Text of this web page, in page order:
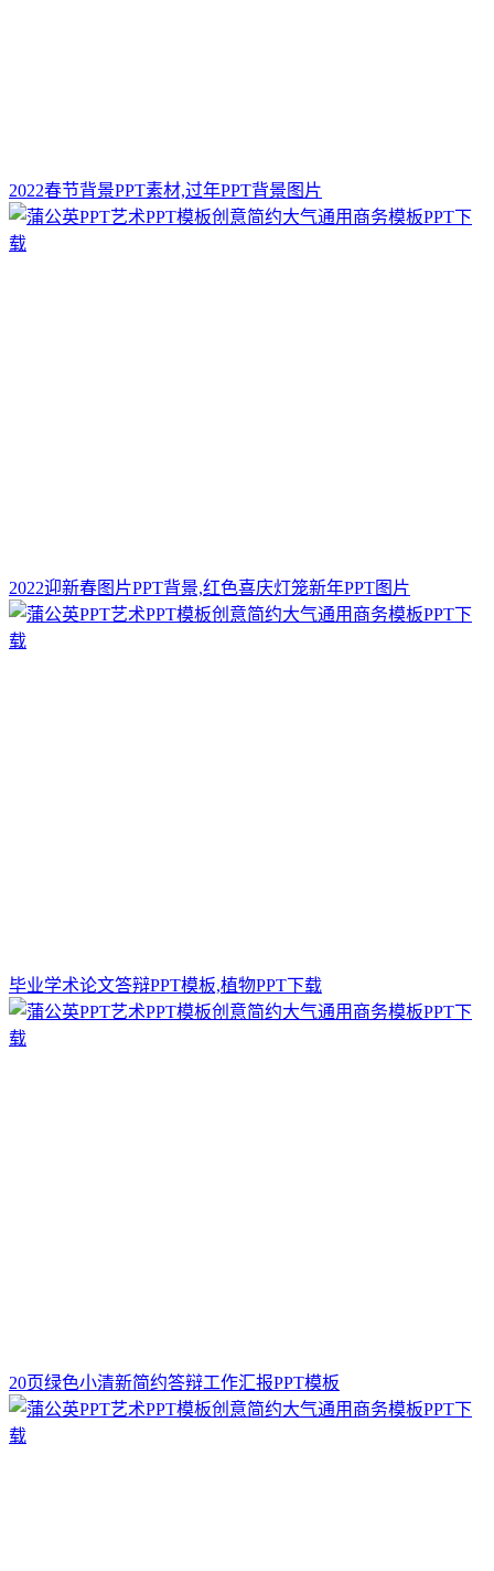
2022春节背景PPT素材,过年PPT背景图片
2022迎新春图片PPT背景,红色喜庆灯笼新年PPT图片
毕业学术论文答辩PPT模板,植物PPT下载
20页绿色小清新简约答辩工作汇报PPT模板